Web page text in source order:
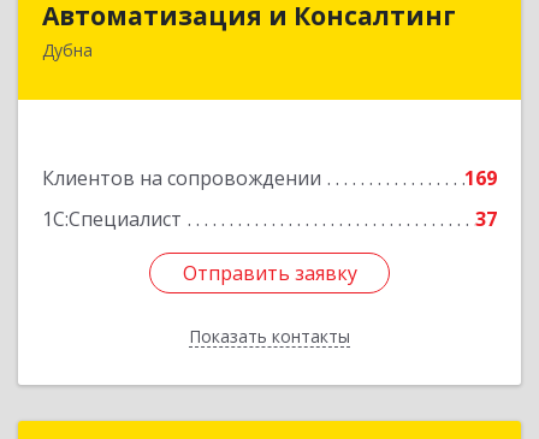
Автоматизация и Консалтинг
Дубна
Клиентов на сопровождении
169
1С:Специалист
37
Отправить заявку
Показать контакты
141983, Московская обл, г.о.Дубна, Дубна г,
Отправить заявку
Назад